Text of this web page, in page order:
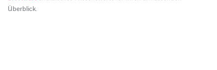
Überblick.